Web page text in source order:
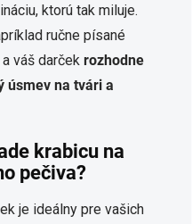
ktorú tak miluje.
ručne písané
váš darček rozhodne
úsmev na tvári a
krabicu na
pečiva?
je ideálny pre vašich